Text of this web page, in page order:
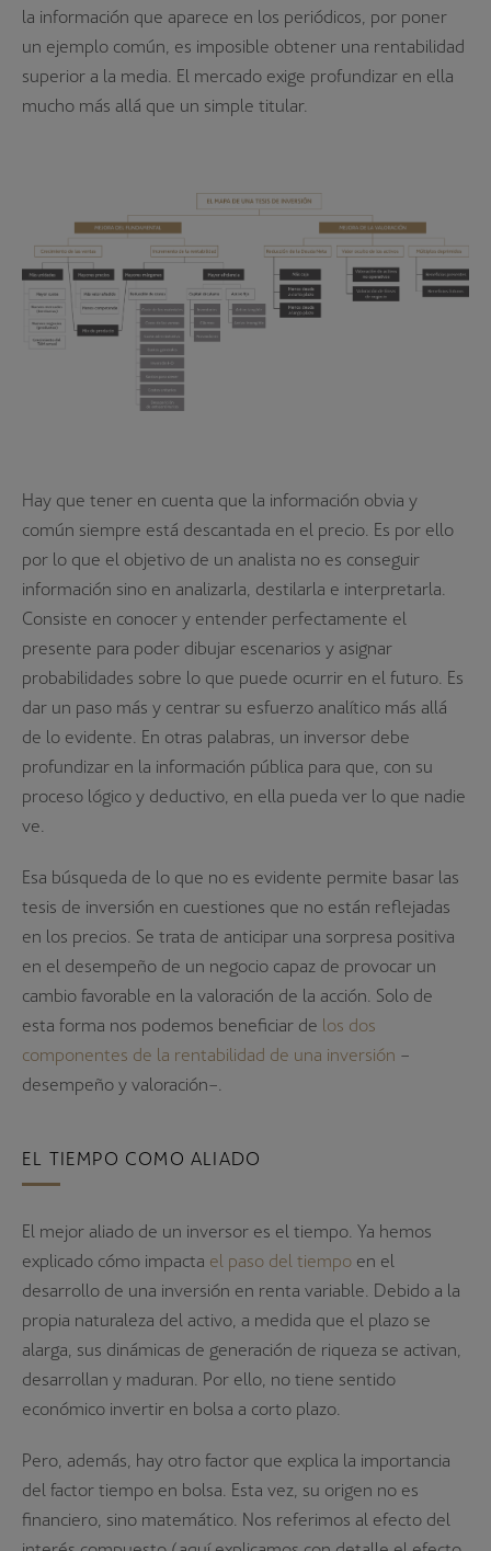
la información que aparece en los periódicos, por poner
un ejemplo común, es imposible obtener una rentabilidad
superior a la media. El mercado exige profundizar en ella
mucho más allá que un simple titular.
Hay que tener en cuenta que la información obvia y
común siempre está descantada en el precio. Es por ello
por lo que el objetivo de un analista no es conseguir
información sino en analizarla, destilarla e interpretarla.
Consiste en conocer y entender perfectamente el
presente para poder dibujar escenarios y asignar
probabilidades sobre lo que puede ocurrir en el futuro. Es
dar un paso más y centrar su esfuerzo analítico más allá
de lo evidente. En otras palabras, un inversor debe
profundizar en la información pública para que, con su
proceso lógico y deductivo, en ella pueda ver lo que nadie
ve.
Esa búsqueda de lo que no es evidente permite basar las
tesis de inversión en cuestiones que no están reflejadas
en los precios. Se trata de anticipar una sorpresa positiva
en el desempeño de un negocio capaz de provocar un
cambio favorable en la valoración de la acción. Solo de
esta forma nos podemos beneficiar de los dos
componentes de la rentabilidad de una inversión –
desempeño y valoración–.
EL TIEMPO COMO ALIADO
El mejor aliado de un inversor es el tiempo. Ya hemos
explicado cómo impacta el paso del tiempo en el
desarrollo de una inversión en renta variable. Debido a la
propia naturaleza del activo, a medida que el plazo se
alarga, sus dinámicas de generación de riqueza se activan,
desarrollan y maduran. Por ello, no tiene sentido
económico invertir en bolsa a corto plazo.
Pero, además, hay otro factor que explica la importancia
del factor tiempo en bolsa. Esta vez, su origen no es
financiero, sino matemático. Nos referimos al efecto del